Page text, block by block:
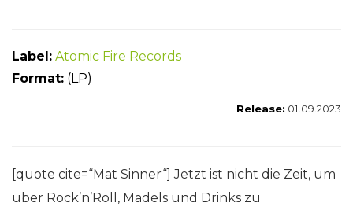
Label: Atomic Fire Records
Format: (LP)
Release: 01.09.2023
[quote cite=“Mat Sinner“] Jetzt ist nicht die Zeit, um
über Rock’n’Roll, Mädels und Drinks zu